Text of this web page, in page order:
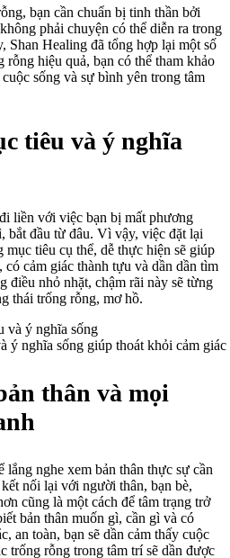
bạn cần chuẩn bị tinh thần bởi
phải chuyện có thể diễn ra trong
Shan Healing đã tổng hợp lại một số
rỗng hiệu quả, bạn có thể tham khảo
sống và sự bình yên trong tâm
tiêu và ý nghĩa
liền với việc bạn bị mất phương
bắt đầu từ đâu. Vì vậy, việc đặt lại
tiêu cụ thể, dễ thực hiện sẽ giúp
có cảm giác thành tựu và dần dần tìm
điều nhỏ nhặt, chậm rãi này sẽ từng
thái trống rỗng, mơ hồ.
ý nghĩa sống giúp thoát khỏi cảm
thân và mọi
nghe xem bản thân thực sự cần
nối lại với người thân, bạn bè,
cũng là một cách để tâm trạng trở
bản thân muốn gì, cần gì và có
an toàn, bạn sẽ dần cảm thấy cuộc
trống rỗng trong tâm trí sẽ dần được